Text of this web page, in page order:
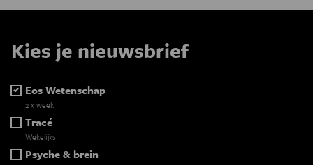
Kies je nieuwsbrief
Eos Wetenschap
2 x week
Tracé
Wekelijks
Psyche & brein